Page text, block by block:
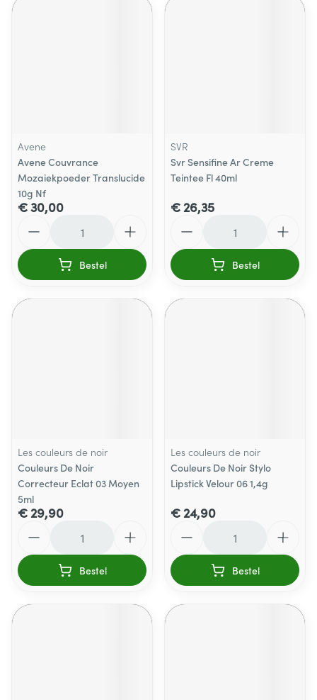
Avene
Avene Couvrance
Mozaiekpoeder Translucide
10g Nf
€ 30,00
Bestel
SVR
Svr Sensifine Ar Creme
Teintee Fl 40ml
€ 26,35
Bestel
Les couleurs de noir
Couleurs De Noir
Correcteur Eclat 03 Moyen
5ml
€ 29,90
Bestel
Les couleurs de noir
Couleurs De Noir Stylo
Lipstick Velour 06 1,4g
€ 24,90
Bestel